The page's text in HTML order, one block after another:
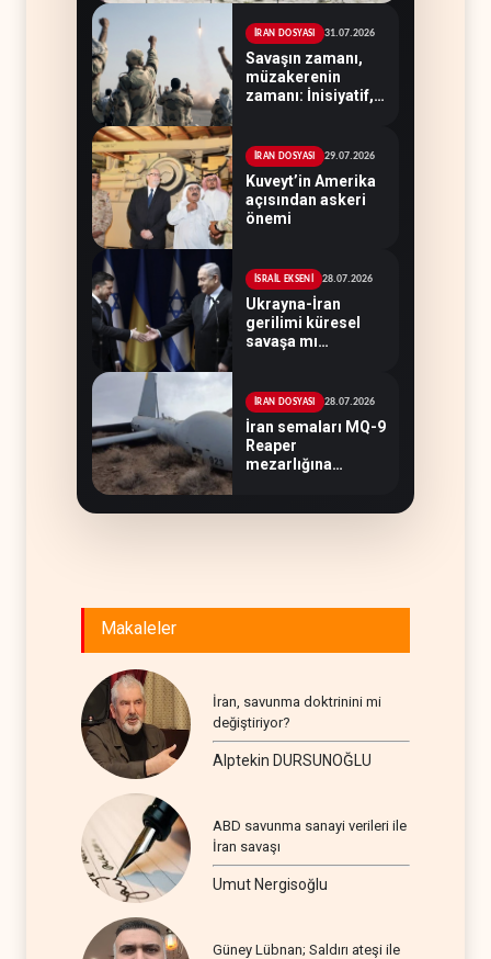
İRAN DOSYASI 31.07.2026
Savaşın zamanı,
müzakerenin
zamanı: İnisiyatif,
İRAN DOSYASI 29.07.2026
Kuveyt’in Amerika
açısından askeri
önemi
İSRAİL EKSENİ 28.07.2026
Ukrayna-İran
gerilimi küresel
savaşa mı
İRAN DOSYASI 28.07.2026
İran semaları MQ-9
Reaper
mezarlığına
Makaleler
İran, savunma doktrinini mi
değiştiriyor?
Alptekin DURSUNOĞLU
ABD savunma sanayi verileri ile
İran savaşı
Umut Nergisoğlu
Güney Lübnan; Saldırı ateşi ile